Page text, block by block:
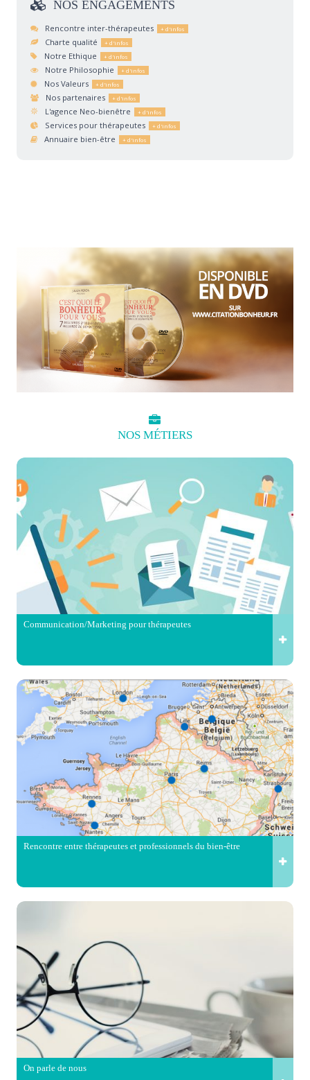
NOS ENGAGEMENTS
Rencontre inter-thérapeutes
Charte qualité
Notre Ethique
Notre Philosophie
Nos Valeurs
Nos partenaires
L'agence Neo-bienêtre
Services pour thérapeutes
Annuaire bien-être
NOS MÉTIERS
Communication/Marketing pour thérapeutes
Rencontre entre thérapeutes et professionnels du bien-être
On parle de nous